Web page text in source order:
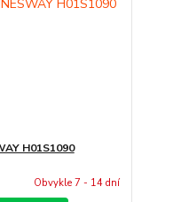
H01S1090
Obvykle 7 - 14 dní